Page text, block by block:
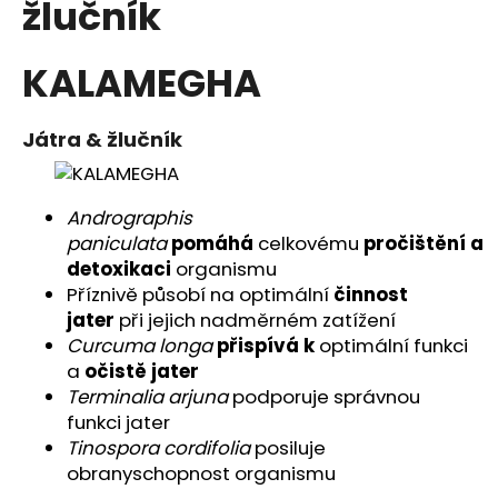
žlučník
KALAMEGHA
Játra & žlučník
Andrographis
paniculata pomáhá celkovému pročištění a
detoxikaci organismu
Příznivě působí na optimální činnost
jater při jejich nadměrném zatížení
Curcuma longa přispívá k optimální funkci
a očistě jater
Terminalia arjuna podporuje správnou
funkci jater
Tinospora cordifolia posiluje
obranyschopnost organismu
a
?
HLEDAT